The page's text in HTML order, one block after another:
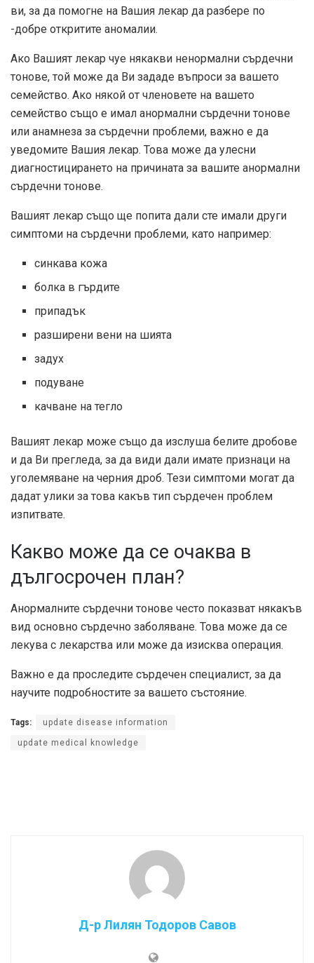
ви, за да помогне на Вашия лекар да разбере по
-добре откритите аномалии.
Ако Вашият лекар чуе някакви ненормални сърдечни
тонове, той може да Ви зададе въпроси за вашето
семейство. Ако някой от членовете на вашето
семейство също е имал анормални сърдечни тонове
или анамнеза за сърдечни проблеми, важно е да
уведомите Вашия лекар. Това може да улесни
диагностицирането на причината за вашите анормални
сърдечни тонове.
Вашият лекар също ще попита дали сте имали други
симптоми на сърдечни проблеми, като например:
синкава кожа
болка в гърдите
припадък
разширени вени на шията
задух
подуване
качване на тегло
Вашият лекар може също да изслуша белите дробове
и да Ви прегледа, за да види дали имате признаци на
уголемяване на черния дроб. Тези симптоми могат да
дадат улики за това какъв тип сърдечен проблем
изпитвате.
Какво може да се очаква в
дългосрочен план?
Анормалните сърдечни тонове често показват някакъв
вид основно сърдечно заболяване. Това може да се
лекува с лекарства или може да изисква операция.
Важно е да проследите сърдечен специалист, за да
научите подробностите за вашето състояние.
Tags: update disease information
update medical knowledge
Д-р Лилян Тодоров Савов